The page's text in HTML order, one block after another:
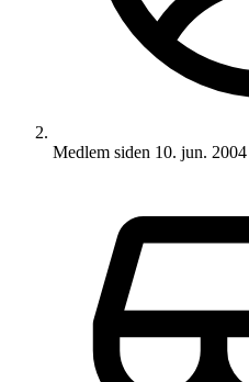
Medlem siden 10. jun. 2004